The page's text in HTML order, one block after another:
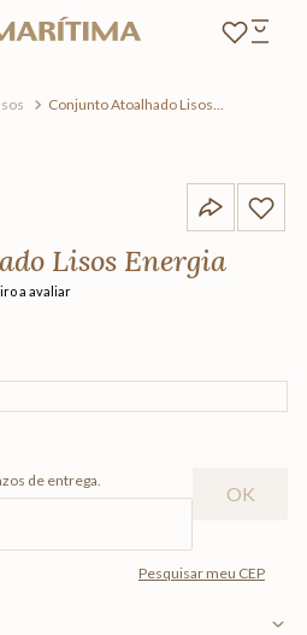
Conjunto Atoalhado Lisos
Lisos Energia
a avaliar